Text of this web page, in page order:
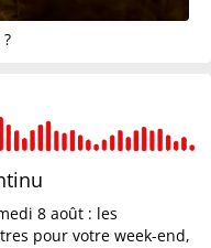
8 août : les
pour votre week-end,